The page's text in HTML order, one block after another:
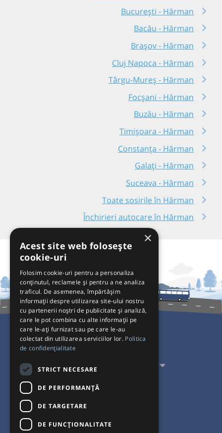
București - Hărman
Bacău - Hărman
Brașov - Hărman
Cluj Napoca - Hărman
Târgu-Mureș - Hărman
Focșani - Hărman
Buzău - Hărman
Timișoara - Hărman
Constanța - Hărman
Galați - Hărman
Suceava - Hărman
Toate sosirile în Hărman
Închirieri autocare în Hărman
Pentru Călători
Pentru Transportatori
Interacționăm
Acceptăm plăți cu
×
Acest site web folosește
cookie-uri
Folosim cookie-uri pentru a personaliza
conținutul, reclamele și pentru a ne analiza
traficul. De asemenea, împărtășim
informații despre utilizarea site-ului nostru
cu partenerii noștri de publicitate și analiză,
care le pot combina cu alte informații pe
care le-ați furnizat sau pe care le-au
colectat din utilizarea serviciilor lor. Politica
de confidențialitate
STRICT NECESARE
DE PERFORMANȚĂ
DE TARGETARE
DE FUNCŢIONALITATE